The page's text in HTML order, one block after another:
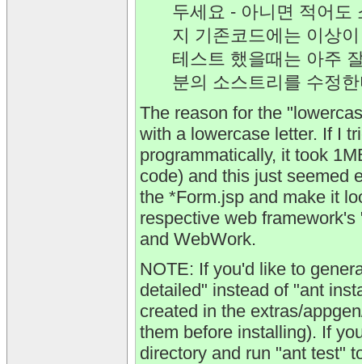
두세요 - 아니면 적어도
지 기존코드에는 이상
테스트 했을때는 아주
분의 소스트리를 수정
The reason for the
with a lowercase letter. If I
programmatically, it took
code) and this just seemed
the *Form.jsp and make it
respective web
and WebWork.
NOTE: If you'd like to
detailed" instead of "ant
created in the extras/
them before installing). If
directory and run "ant test"